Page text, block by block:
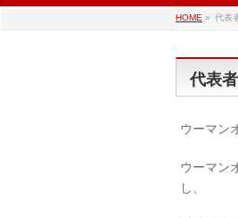
HOME » 代表
代表
ウーマン
ウーマン
し、